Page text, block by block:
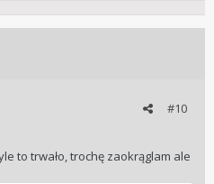
#10
to trwało, trochę zaokrąglam ale